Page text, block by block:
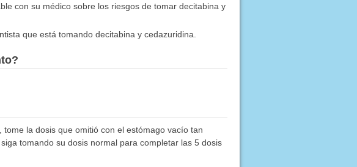
con su médico sobre los riesgos de tomar decitabina y
que está tomando decitabina y cedazuridina.
la dosis que omitió con el estómago vacío tan
tomando su dosis normal para completar las 5 dosis